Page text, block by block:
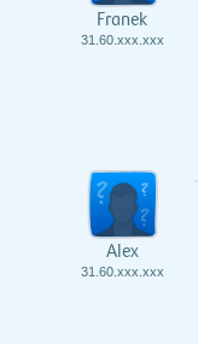
Franek
31.60.xxx.xxx
Alex
31.60.xxx.xxx